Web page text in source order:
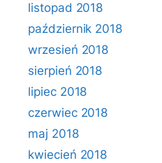
listopad 2018
październik 2018
wrzesień 2018
sierpień 2018
lipiec 2018
czerwiec 2018
maj 2018
kwiecień 2018